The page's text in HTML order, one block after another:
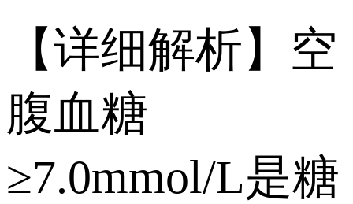
【详细解析】空
腹血糖
≥7.0mmol/L是糖